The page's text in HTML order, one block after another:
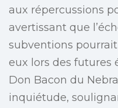
aux répercussions
avertissant que
subventions
eux lors des futures
Don Bacon du
inquiétude,